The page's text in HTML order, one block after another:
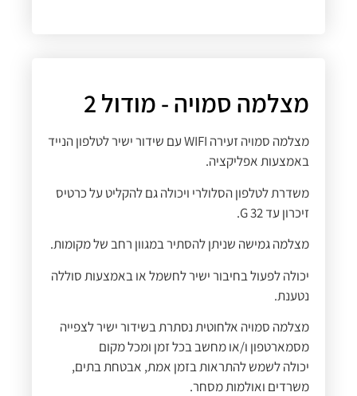
מצלמה סמויה - מודול 2
מצלמה סמויה זעירה WIFI עם שידור ישיר לטלפון הנייד
באמצעות אפליקציה.
משדרת לטלפון הסלולרי ויכולה גם להקליט על כרטיס
זיכרון עד 32 G.
מצלמה גמישה שניתן להסתיר במגוון רחב של מקומות.
יכולה לפעול בחיבור ישיר לחשמל או באמצעות סוללה
נטענת.
מצלמה סמויה אלחוטית נסתרת בשידור ישיר לצפייה
מסמארטפון ו/או מחשב בכל זמן ומכל מקום
יכולה לשמש להתראות בזמן אמת, אבטחת בתים,
משרדים ואולמות מסחר.